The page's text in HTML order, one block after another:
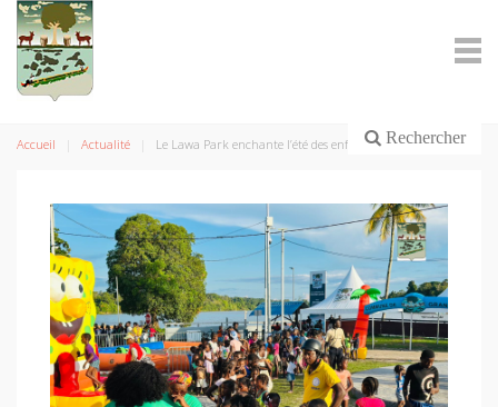
Rechercher
Accueil Actualité Le Lawa Park enchante l’été des enfants à Grand-Santi